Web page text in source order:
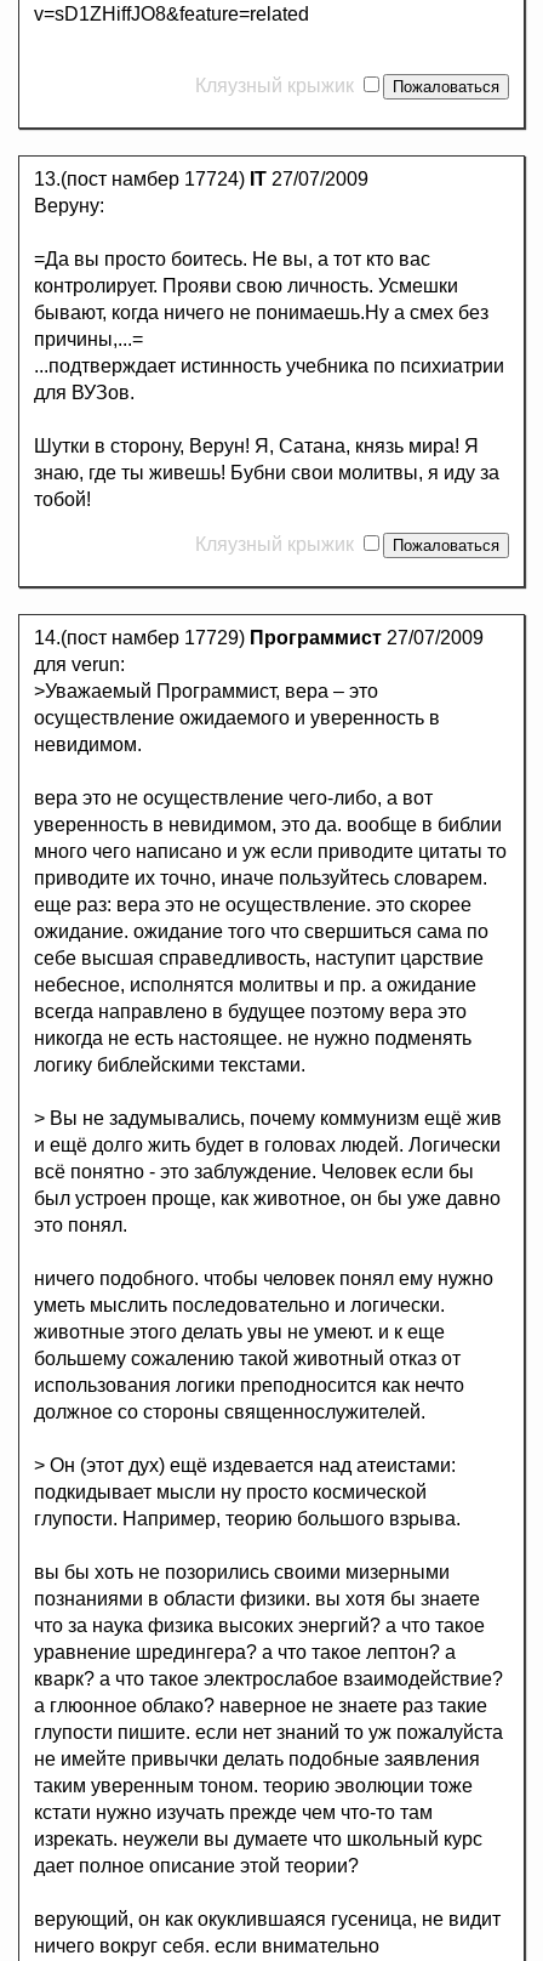
v=sD1ZHiffJO8&feature=related
Кляузный крыжик
13.(пост намбер 17724) IT 27/07/2009
Веруну:
=Да вы просто боитесь. Не вы, а тот кто вас
контролирует. Прояви свою личность. Усмешки
бывают, когда ничего не понимаешь.Ну а смех без
причины,...=
...подтверждает истинность учебника по психиатрии
для ВУЗов.
Шутки в сторону, Верун! Я, Сатана, князь мира! Я
знаю, где ты живешь! Бубни свои молитвы, я иду за
тобой!
Кляузный крыжик
14.(пост намбер 17729) Программист 27/07/2009
для verun:
>Уважаемый Программист, вера – это
осуществление ожидаемого и уверенность в
невидимом.
вера это не осуществление чего-либо, а вот
уверенность в невидимом, это да. вообще в библии
много чего написано и уж если приводите цитаты то
приводите их точно, иначе пользуйтесь словарем.
еще раз: вера это не осуществление. это скорее
ожидание. ожидание того что свершиться сама по
себе высшая справедливость, наступит царствие
небесное, исполнятся молитвы и пр. а ожидание
всегда направлено в будущее поэтому вера это
никогда не есть настоящее. не нужно подменять
логику библейскими текстами.
> Вы не задумывались, почему коммунизм ещё жив
и ещё долго жить будет в головах людей. Логически
всё понятно - это заблуждение. Человек если бы
был устроен проще, как животное, он бы уже давно
это понял.
ничего подобного. чтобы человек понял ему нужно
уметь мыслить последовательно и логически.
животные этого делать увы не умеют. и к еще
большему сожалению такой животный отказ от
использования логики преподносится как нечто
должное со стороны священнослужителей.
> Он (этот дух) ещё издевается над атеистами:
подкидывает мысли ну просто космической
глупости. Например, теорию большого взрыва.
вы бы хоть не позорились своими мизерными
познаниями в области физики. вы хотя бы знаете
что за наука физика высоких энергий? а что такое
уравнение шредингера? а что такое лептон? а
кварк? а что такое электрослабое взаимодействие?
а глюонное облако? наверное не знаете раз такие
глупости пишите. если нет знаний то уж пожалуйста
не имейте привычки делать подобные заявления
таким уверенным тоном. теорию эволюции тоже
кстати нужно изучать прежде чем что-то там
изрекать. неужели вы думаете что школьный курс
дает полное описание этой теории?
верующий, он как окуклившаяся гусеница, не видит
ничего вокруг себя. если внимательно